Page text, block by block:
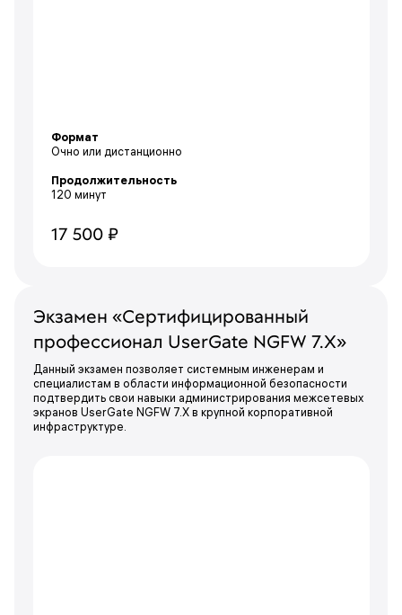
Формат
Очно или дистанционно
Продолжительность
120 минут
17 500 ₽
Экзамен «Сертифицированный
профессионал UserGate NGFW 7.X»
Данный экзамен позволяет системным инженерам и
специалистам в области информационной безопасности
подтвердить свои навыки администрирования межсетевых
экранов UserGate NGFW 7.X в крупной корпоративной
инфраструктуре.